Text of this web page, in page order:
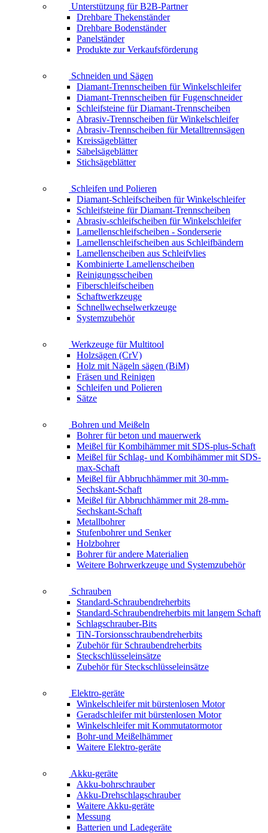
Unterstützung für B2B-Partner
Drehbare Thekenständer
Drehbare Bodenständer
Panelständer
Produkte zur Verkaufsförderung
Schneiden und Sägen
Diamant-Trennscheiben für Winkelschleifer
Diamant-Trennscheiben für Fugenschneider
Schleifsteine für Diamant-Trennscheiben
Abrasiv-Trennscheiben für Winkelschleifer
Abrasiv-Trennscheiben für Metalltrennsägen
Kreissägeblätter
Säbelsägeblätter
Stichsägeblätter
Schleifen und Polieren
Diamant-Schleifscheiben für Winkelschleifer
Schleifsteine für Diamant-Trennscheiben
Abrasiv-schleifscheiben für Winkelschleifer
Lamellenschleifscheiben - Sonderserie
Lamellenschleifscheiben aus Schleifbändern
Lamellenscheiben aus Schleifvlies
Kombinierte Lamellenscheiben
Reinigungsscheiben
Fiberschleifscheiben
Schaftwerkzeuge
Schnellwechselwerkzeuge
Systemzubehör
Werkzeuge für Multitool
Holzsägen (CrV)
Holz mit Nägeln sägen (BiM)
Fräsen und Reinigen
Schleifen und Polieren
Sätze
Bohren und Meißeln
Bohrer für beton und mauerwerk
Meißel für Kombihämmer mit SDS-plus-Schaft
Meißel für Schlag- und Kombihämmer mit SDS-
max-Schaft
Meißel für Abbruchhämmer mit 30-mm-
Sechskant-Schaft
Meißel für Abbruchhämmer mit 28-mm-
Sechskant-Schaft
Metallbohrer
Stufenbohrer und Senker
Holzbohrer
Bohrer für andere Materialien
Weitere Bohrwerkzeuge und Systemzubehör
Schrauben
Standard-Schraubendreherbits
Standard-Schraubendreherbits mit langem Schaft
Schlagschrauber-Bits
TiN-Torsionsschraubendreherbits
Zubehör für Schraubendreherbits
Steckschlüsseleinsätze
Zubehör für Steckschlüsseleinsätze
Elektro-geräte
Winkelschleifer mit bürstenlosen Motor
Geradschleifer mit bürstenlosen Motor
Winkelschleifer mit Kommutatormotor
Bohr-und Meißelhämmer
Waitere Elektro-geräte
Akku-geräte
Akku-bohrschrauber
Akku-Drehschlagschrauber
Waitere Akku-geräte
Messung
Batterien und Ladegeräte